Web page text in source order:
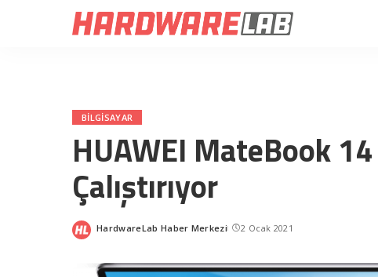
BILGISAYAR
HUAWEI MateBook
Çalıştırıyor
Posted
HardwareLab Haber Merkezi 2 Ocak 2021